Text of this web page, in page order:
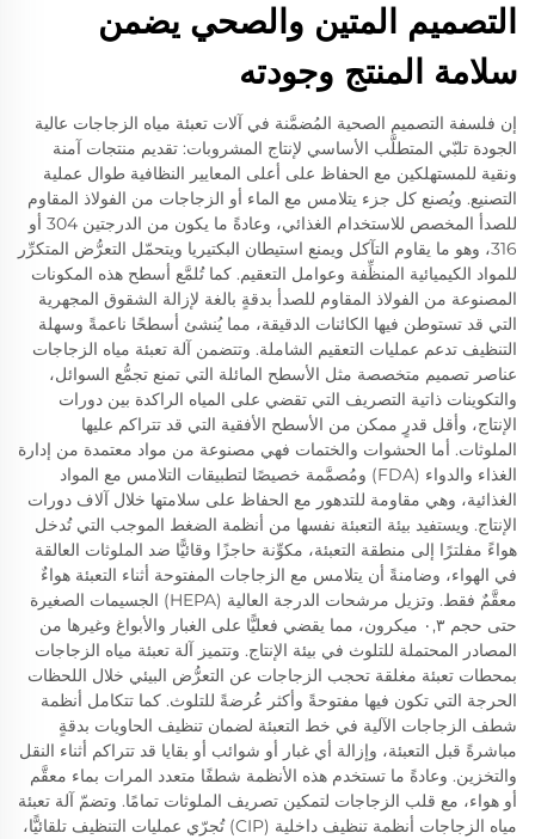
التصميم المتين والصحي يضمن
سلامة المنتج وجودته
إن فلسفة التصميم الصحية المُضمَّنة في آلات تعبئة مياه الزجاجات عالية
الجودة تلبّي المتطلَّب الأساسي لإنتاج المشروبات: تقديم منتجات آمنة
ونقية للمستهلكين مع الحفاظ على أعلى المعايير النظافية طوال عملية
التصنيع. ويُصنع كل جزء يتلامس مع الماء أو الزجاجات من الفولاذ المقاوم
للصدأ المخصص للاستخدام الغذائي، وعادةً ما يكون من الدرجتين 304 أو
316، وهو ما يقاوم التآكل ويمنع استيطان البكتيريا ويتحمّل التعرُّض المتكرِّر
للمواد الكيميائية المنظِّفة وعوامل التعقيم. كما تُلمَّع أسطح هذه المكونات
المصنوعة من الفولاذ المقاوم للصدأ بدقةٍ بالغة لإزالة الشقوق المجهرية
التي قد تستوطن فيها الكائنات الدقيقة، مما يُنشئ أسطحًا ناعمةً وسهلة
التنظيف تدعم عمليات التعقيم الشاملة. وتتضمن آلة تعبئة مياه الزجاجات
عناصر تصميم متخصصة مثل الأسطح المائلة التي تمنع تجمُّع السوائل،
والتكوينات ذاتية التصريف التي تقضي على المياه الراكدة بين دورات
الإنتاج، وأقل قدرٍ ممكن من الأسطح الأفقية التي قد تتراكم عليها
الملوثات. أما الحشوات والختمات فهي مصنوعة من مواد معتمدة من إدارة
الغذاء والدواء (FDA) ومُصمَّمة خصيصًا لتطبيقات التلامس مع المواد
الغذائية، وهي مقاومة للتدهور مع الحفاظ على سلامتها خلال آلاف دورات
الإنتاج. ويستفيد بيئة التعبئة نفسها من أنظمة الضغط الموجب التي تُدخل
هواءً مفلترًا إلى منطقة التعبئة، مكوِّنة حاجزًا وقائيًّا ضد الملوثات العالقة
في الهواء، وضامنةً أن يتلامس مع الزجاجات المفتوحة أثناء التعبئة هواءٌ
معقَّمٌ فقط. وتزيل مرشحات الدرجة العالية (HEPA) الجسيمات الصغيرة
حتى حجم ٠,٣ ميكرون، مما يقضي فعليًّا على الغبار والأبواغ وغيرها من
المصادر المحتملة للتلوث في بيئة الإنتاج. وتتميز آلة تعبئة مياه الزجاجات
بمحطات تعبئة مغلقة تحجب الزجاجات عن التعرُّض البيئي خلال اللحظات
الحرجة التي تكون فيها مفتوحةً وأكثر عُرضةً للتلوث. كما تتكامل أنظمة
شطف الزجاجات الآلية في خط التعبئة لضمان تنظيف الحاويات بدقةٍ
مباشرةً قبل التعبئة، وإزالة أي غبار أو شوائب أو بقايا قد تتراكم أثناء النقل
والتخزين. وعادةً ما تستخدم هذه الأنظمة شطفًا متعدد المرات بماء معقَّم
أو هواء، مع قلب الزجاجات لتمكين تصريف الملوثات تمامًا. وتضمّ آلة تعبئة
مياه الزجاجات أنظمة تنظيف داخلية (CIP) تُجرّي عمليات التنظيف تلقائيًّا،